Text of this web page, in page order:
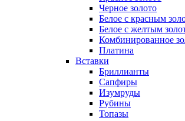
Черное золото
Белое с красным
Белое с желтым
Комбинированное
Платина
Вставки
Бриллианты
Сапфиры
Изумруды
Рубины
Топазы